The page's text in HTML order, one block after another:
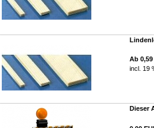
Ab 0,59
incl. 19
Dieser